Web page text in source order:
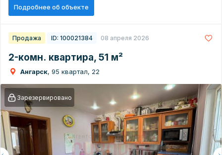
Подробнее об объекте
Продажа ID: 100021384 08 апреля 2026
2-комн. квартира, 51 м²
Ангарск, 95 квартал, 22
Зарезервировано